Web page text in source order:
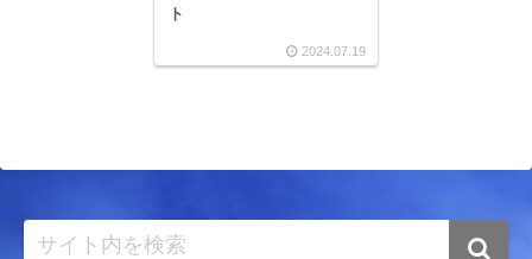
ト
2024.07.19